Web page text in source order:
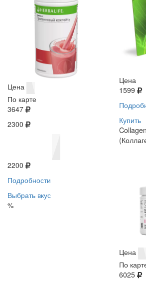
Цена
По карте
3647
2300
2200
Подробности
Выбрать вкус
%
Цена
1599
Купить
Цена
По
6025